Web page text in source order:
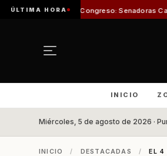
ÚLTIMA HORA
en el Congreso: Senadoras Campillai y
INICIO
Miércoles, 5 de agosto de 2026 ·
INICIO / DESTACADAS / EL 4